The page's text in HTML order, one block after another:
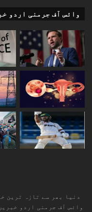
وائس آف جرمنی اردو
دنیا بھر سے تازہ ترین
وائس آف جرمنی اردو